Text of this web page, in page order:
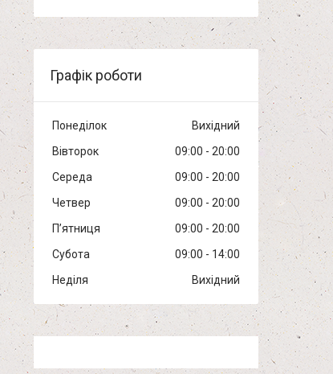
Графік роботи
Понеділок
Вихідний
Вівторок
09:00
20:00
Середа
09:00
20:00
Четвер
09:00
20:00
Пʼятниця
09:00
20:00
Субота
09:00
14:00
Неділя
Вихідний